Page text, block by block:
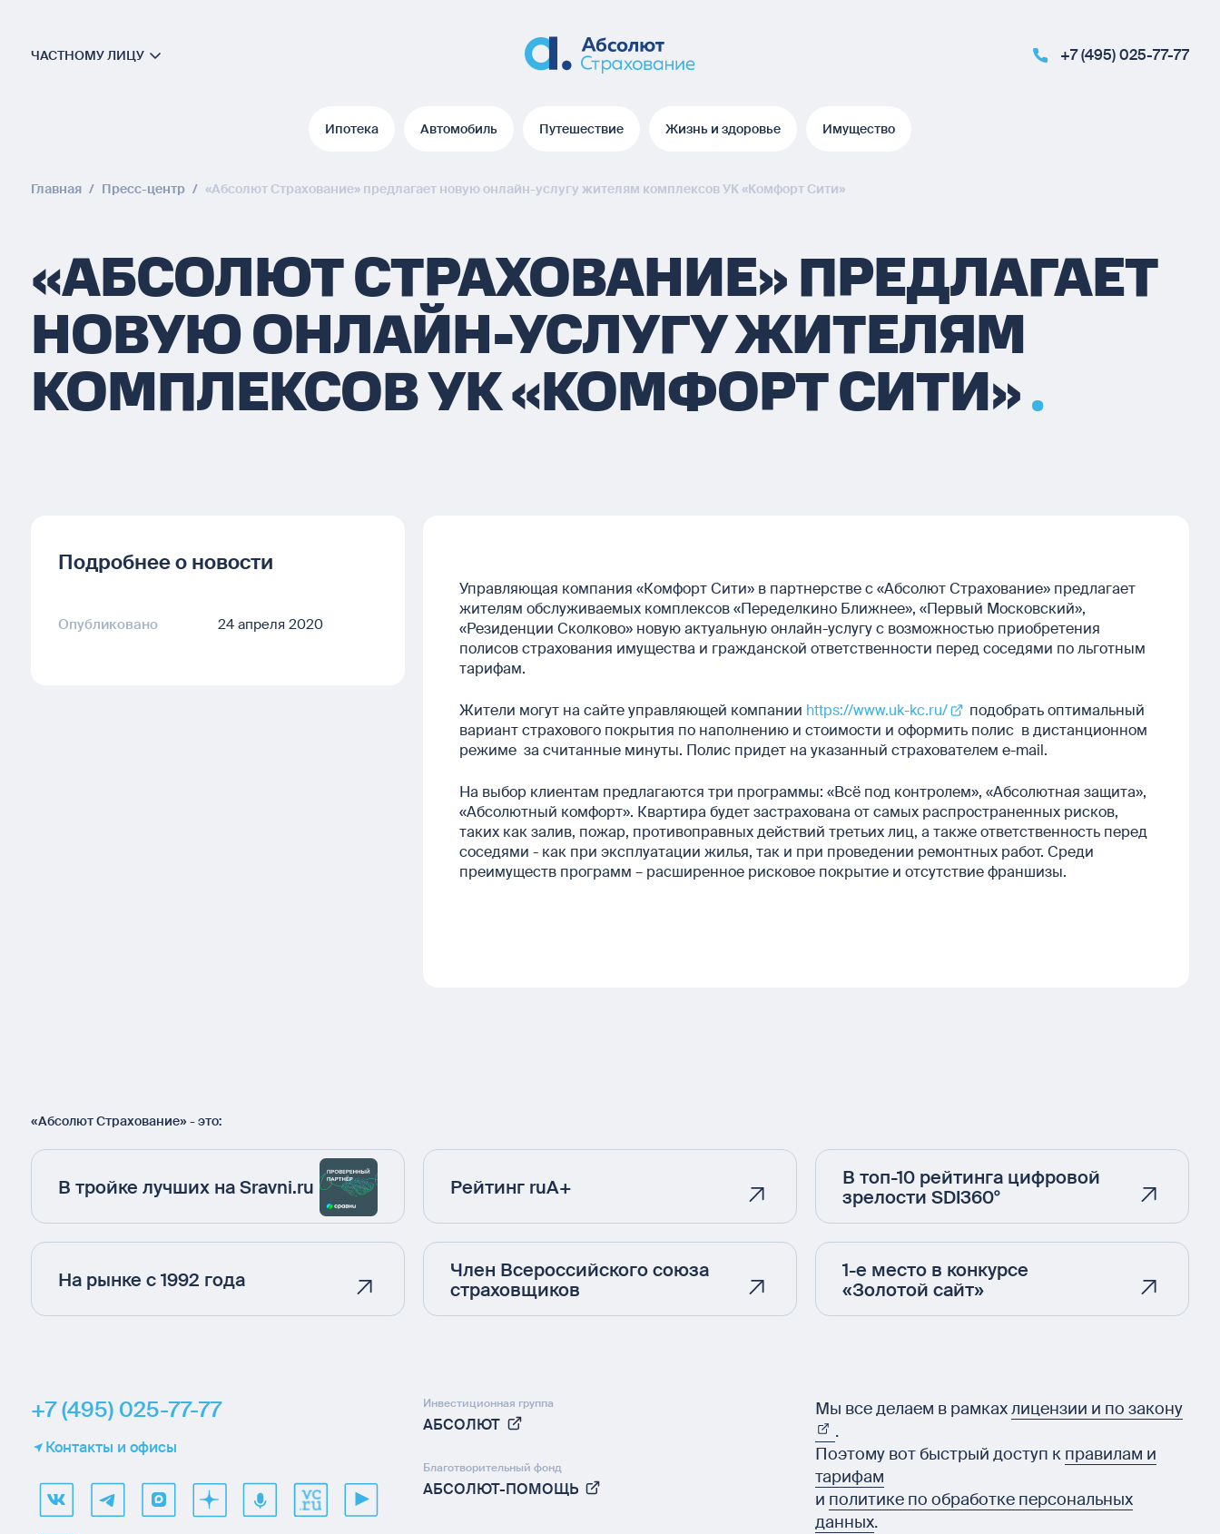
ЧАСТНОМУ ЛИЦУ +7 (495) 025-77-77
Ипотека Автомобиль Путешествие Жизнь и здоровье Имущество
Главная / Пресс-центр / «Абсолют Страхование» предлагает новую онлайн-услугу жителям комплексов УК «Комфорт Сити»
«АБСОЛЮТ СТРАХОВАНИЕ» ПРЕДЛАГАЕТ
НОВУЮ ОНЛАЙН-УСЛУГУ ЖИТЕЛЯМ
КОМПЛЕКСОВ УК «КОМФОРТ СИТИ»
Подробнее о новости
Опубликовано 24 апреля 2020
Управляющая компания «Комфорт Сити» в партнерстве с «Абсолют Страхование» предлагает
жителям обслуживаемых комплексов «Переделкино Ближнее», «Первый Московский»,
«Резиденции Сколково» новую актуальную онлайн-услугу с возможностью приобретения
полисов страхования имущества и гражданской ответственности перед соседями по льготным
тарифам.
Жители могут на сайте управляющей компании https://www.uk-kc.ru/
подобрать оптимальный
вариант страхового покрытия по наполнению и стоимости и оформить полис в дистанционном
режиме за считанные минуты. Полис придет на указанный страхователем e-mail.
На выбор клиентам предлагаются три программы: «Всё под контролем», «Абсолютная защита»,
«Абсолютный комфорт». Квартира будет застрахована от самых распространенных рисков,
таких как залив, пожар, противоправных действий третьих лиц, а также ответственность перед
соседями - как при эксплуатации жилья, так и при проведении ремонтных работ. Среди
преимуществ программ – расширенное рисковое покрытие и отсутствие франшизы.
«Абсолют Страхование» - это:
В тройке лучших на Sravni.ru
На рынке с 1992 года
Рейтинг ruA+
Член Всероссийского союза
страховщиков
В топ-10 рейтинга цифровой
зрелости SDI360°
1-е место в конкурсе
«Золотой сайт»
+7 (495) 025-77-77
Контакты и офисы
Инвестиционная группа
АБСОЛЮТ
Благотворительный фонд
АБСОЛЮТ-ПОМОЩЬ
Мы все делаем в рамкахлицензии и по закону
.
Поэтому вот быстрый доступ к правилам и
тарифам
и политике по обработке персональных
данных.